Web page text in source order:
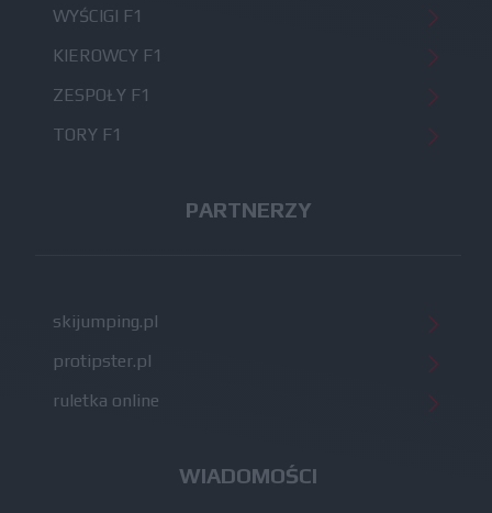
WYŚCIGI F1
KIEROWCY F1
ZESPOŁY F1
TORY F1
PARTNERZY
skijumping.pl
protipster.pl
ruletka online
WIADOMOŚCI